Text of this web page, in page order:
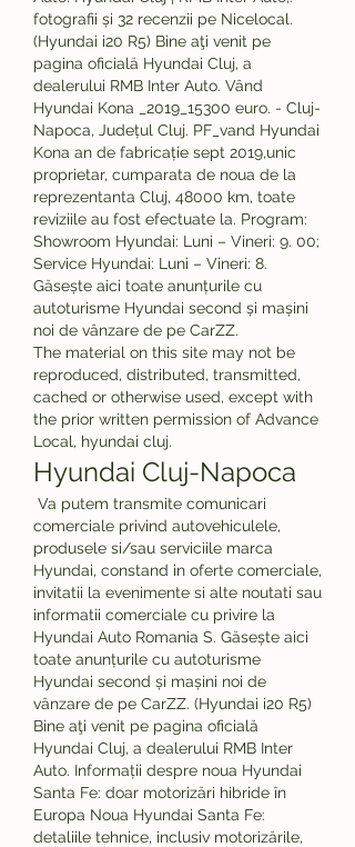
fotografii și 32 recenzii pe Nicelocal.
(Hyundai i20 R5) Bine aţi venit pe
pagina oficială Hyundai Cluj, a
dealerului RMB Inter Auto. Vând
Hyundai Kona _2019_15300 euro. - Cluj-
Napoca, Județul Cluj. PF_vand Hyundai
Kona an de fabricație sept 2019,unic
proprietar, cumparata de noua de la
reprezentanta Cluj, 48000 km, toate
reviziile au fost efectuate la. Program:
Showroom Hyundai: Luni – Vineri: 9. 00;
Service Hyundai: Luni – Vineri: 8.
Găsește aici toate anunțurile cu
autoturisme Hyundai second și mașini
noi de vânzare de pe CarZZ.
The material on this site may not be
reproduced, distributed, transmitted,
cached or otherwise used, except with
the prior written permission of Advance
Local, hyundai cluj.
Hyundai Cluj-Napoca
comerciale privind autovehiculele,
produsele si/sau serviciile marca
Hyundai, constand in oferte comerciale,
invitatii la evenimente si alte noutati sau
informatii comerciale cu privire la
Hyundai Auto Romania S. Găsește aici
toate anunțurile cu autoturisme
Hyundai second și mașini noi de
vânzare de pe CarZZ. (Hyundai i20 R5)
Bine aţi venit pe pagina oficială
Hyundai Cluj, a dealerului RMB Inter
Auto. Informații despre noua Hyundai
Santa Fe: doar motorizări hibride în
Europa Noua Hyundai Santa Fe:
detaliile tehnice, inclusiv motorizările,